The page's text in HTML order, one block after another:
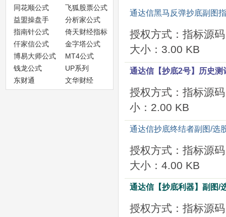
同花顺公式
飞狐股票公式
益盟操盘手
分析家公式
指南针公式
倚天财经指标
仟家信公式
金字塔公式
博易大师公式
MT4公式
钱龙公式
UP系列
东财通
文华财经
通达信黑马反弹抄底副图
授权方式：指标源码
大小：3.00 KB
通达信【抄底2号】历史
授权方式：指标源码
小：2.00 KB
通达信抄底终结者副图/选
授权方式：指标源码
大小：4.00 KB
通达信【抄底利器】副图/
授权方式：指标源码